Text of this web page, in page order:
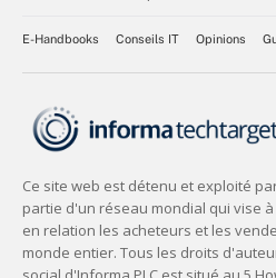
E-Handbooks Conseils IT Opinions